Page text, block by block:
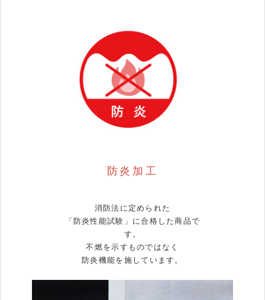
防炎加工
消防法に定められた
「防炎性能試験」に合格した商品で
す。
不燃を示すものではなく
防炎機能を施しています。